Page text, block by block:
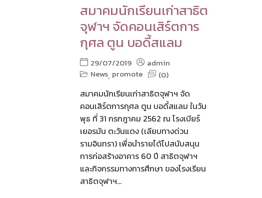
สมาคมนักเรียนเก่าสาธิต
จุฬาฯ จัดคอนเสิร์ตการ
กุศล ตูน บอดี้สแลม
29/07/2019
admin
News, promote (0)
สมาคมนักเรียนเก่าสาธิตจุฬาฯ จัด
คอนเสิร์ตการกุศล ตูน บอดี้สแลม ในวัน
พุธ ที่ 31 กรกฎาคม 2562 ณ โรงเบียร์
เยอรมัน ตะวันแดง (เลียบทางด่วน
รามอินทรา) เพื่อนำรายได้ไปสนับสนุน
การก่อสร้างอาคาร 60 ปี สาธิตจุฬาฯ
และกิจกรรมทางการศึกษา ของโรงเรียน
สาธิตจุฬาฯ...